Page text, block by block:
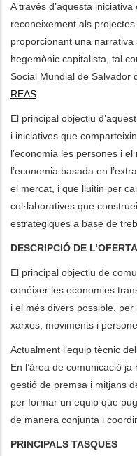
A través d’aquesta
reconeixement als
proporcionant una
hegemònic capitalista, tal
Social Mundial de Salvador
REAS
El principal objectiu
i iniciatives que
l’economia les persones i
l’economia basada en
el mercat, i que lluitin per
col·laboratives que
estratègiques a base de
DESCRIPCIÓ DE L’OFERTA
El principal objectiu de
conéixer les economies
i el més divers possible,
xarxes, moviments i
Actualment l’equip tècnic
En l’àrea de comunicació
gestió de premsa i mitjans
per formar un equip que
de manera conjunta i
PRINCIPALS TASQUES